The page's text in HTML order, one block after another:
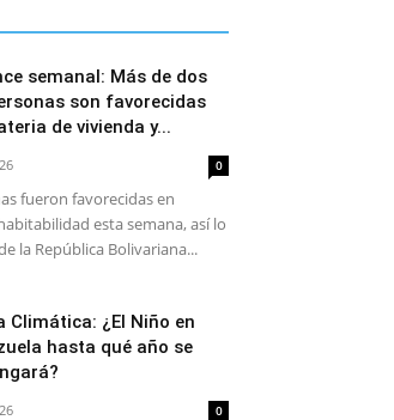
semanal: Más de dos
son favorecidas
de vivienda y...
0
fueron favorecidas en
esta semana, así lo
la República Bolivariana...
Climática: ¿El Niño en
hasta qué año se
0